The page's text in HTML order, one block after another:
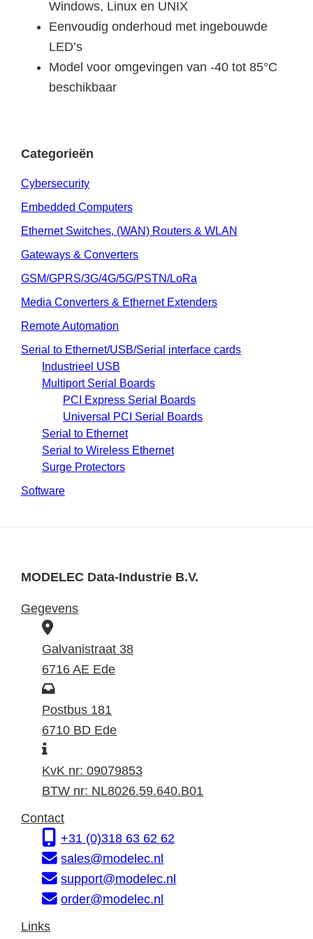
Windows, Linux en UNIX
Eenvoudig onderhoud met ingebouwde
LED’s
Model voor omgevingen van -40 tot 85°C
beschikbaar
Categorieën
Cybersecurity
Embedded Computers
Ethernet Switches, (WAN) Routers & WLAN
Gateways & Converters
GSM/GPRS/3G/4G/5G/PSTN/LoRa
Media Converters & Ethernet Extenders
Remote Automation
Serial to Ethernet/USB/Serial interface cards
Industrieel USB
Multiport Serial Boards
PCI Express Serial Boards
Universal PCI Serial Boards
Serial to Ethernet
Serial to Wireless Ethernet
Surge Protectors
Software
MODELEC Data-Industrie B.V.
Gegevens
B
e
z
o
e
k
d
r
s
Galvanistraat 38
6716 AE Ede
P
o
s
a
d
e
s
Postbus 181
6710 BD Ede
I
n
f
r
m
a
t
e
KvK nr: 09079853
BTW nr: NL8026.59.640.B01
Contact
+31 (0)318 63 62 62
sales@modelec.nl
support@modelec.nl
order@modelec.nl
Links